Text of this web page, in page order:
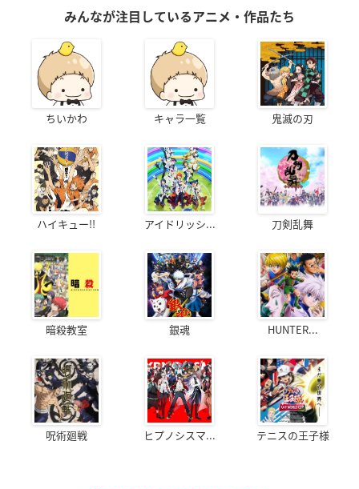
みんなが注目しているアニメ・作品たち
ちいかわ キャラ一覧 鬼滅の刃
ハイキュー!! アイドリッシ... 刀剣乱舞
暗殺教室 銀魂 HUNTER...
呪術廻戦 ヒプノシスマ... テニスの王子様